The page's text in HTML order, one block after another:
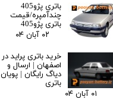
باتری پژو405
چندآمپره/قیمت
باتری پژو405
۰۲ آبان ۰۴
خرید باتری پراید در
اصفهان | ارسال و
دیاگ رایگان | پویان
باتری
۰۱ آبان ۰۴